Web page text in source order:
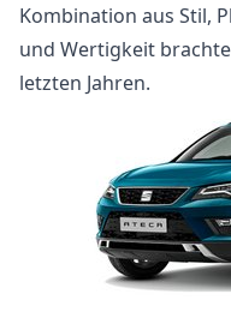
Kombination aus Stil,
und Wertigkeit
letzten Jahren.